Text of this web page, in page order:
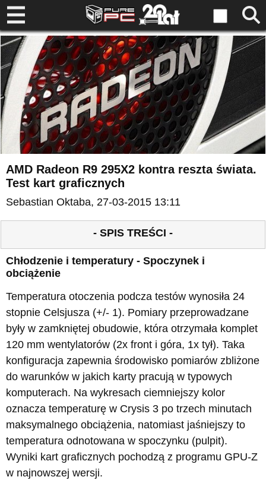
AMD Radeon R9 295X2 kontra reszta świata.
Test kart graficznych
Sebastian Oktaba, 27-03-2015 13:11
- SPIS TREŚCI -
Chłodzenie i temperatury - Spoczynek i
obciążenie
Temperatura otoczenia podcza testów wynosiła 24
stopnie Celsjusza (+/- 1). Pomiary przeprowadzane
były w zamkniętej obudowie, która otrzymała komplet
120 mm wentylatorów (2x front i góra, 1x tył). Taka
konfiguracja zapewnia środowisko pomiarów zbliżone
do warunków w jakich karty pracują w typowych
komputerach. Na wykresach ciemniejszy kolor
oznacza temperaturę w Crysis 3 po trzech minutach
maksymalnego obciążenia, natomiast jaśniejszy to
temperatura odnotowana w spoczynku (pulpit).
Wyniki kart graficznych pochodzą z programu GPU-Z
w najnowszej wersji.